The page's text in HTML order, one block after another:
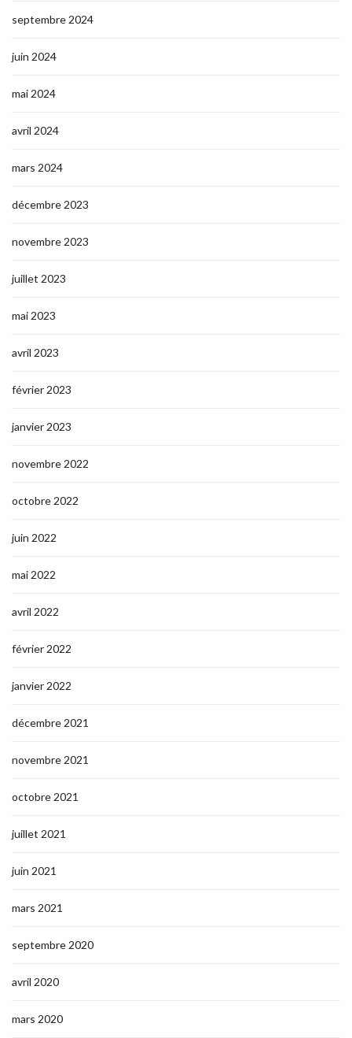
septembre 2024
juin 2024
mai 2024
avril 2024
mars 2024
décembre 2023
novembre 2023
juillet 2023
mai 2023
avril 2023
février 2023
janvier 2023
novembre 2022
octobre 2022
juin 2022
mai 2022
avril 2022
février 2022
janvier 2022
décembre 2021
novembre 2021
octobre 2021
juillet 2021
juin 2021
mars 2021
septembre 2020
avril 2020
mars 2020